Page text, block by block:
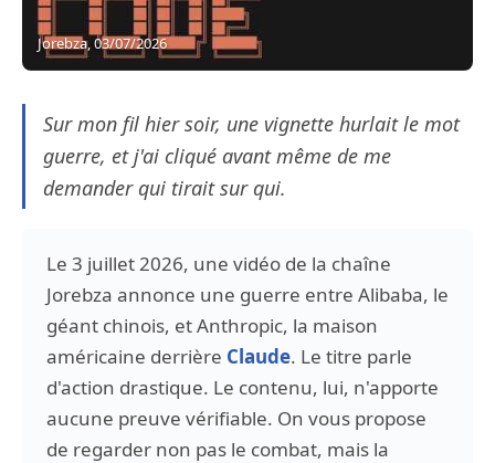
Jorebza, 03/07/2026
Sur mon fil hier soir, une vignette hurlait le mot
guerre, et j'ai cliqué avant même de me
demander qui tirait sur qui.
Le 3 juillet 2026, une vidéo de la chaîne
Jorebza annonce une guerre entre Alibaba, le
géant chinois, et Anthropic, la maison
américaine derrière Claude. Le titre parle
d'action drastique. Le contenu, lui, n'apporte
aucune preuve vérifiable. On vous propose
de regarder non pas le combat, mais la